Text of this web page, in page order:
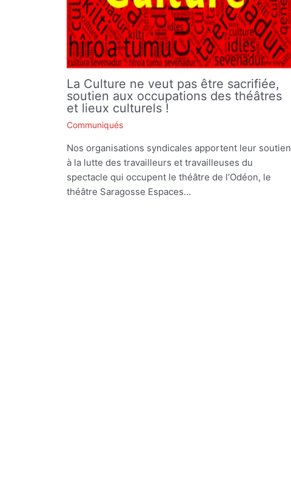
La Culture ne veut pas être sacrifiée,
soutien aux occupations des théâtres
et lieux culturels !
Communiqués
Nos organisations syndicales apportent leur soutien
à la lutte des travailleurs et travailleuses du
spectacle qui occupent le théâtre de l’Odéon, le
théâtre Saragosse Espaces…